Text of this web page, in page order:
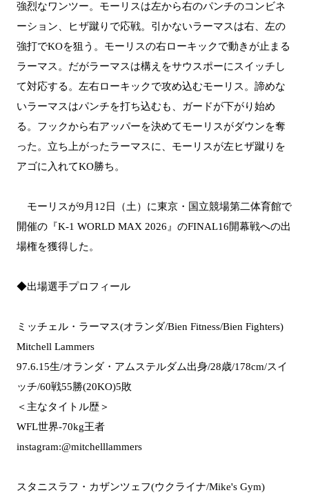
強烈なワンツー。モーリスは左から右のパンチのコンビネ
ーション、ヒザ蹴りで応戦。引かないラーマスは右、左の
強打でKOを狙う。モーリスの右ローキックで動きが止まる
ラーマス。だがラーマスは構えをサウスポーにスイッチし
て対応する。左右ローキックで攻め込むモーリス。諦めな
いラーマスはパンチを打ち込むも、ガードが下がり始め
る。フックから右アッパーを決めてモーリスがダウンを奪
った。立ち上がったラーマスに、モーリスが左ヒザ蹴りを
アゴに入れてKO勝ち。
モーリスが9月12日（土）に東京・国立競場第二体育館で
開催の『K-1 WORLD MAX 2026』のFINAL16開幕戦への出
場権を獲得した。
◆出場選手プロフィール
ミッチェル・ラーマス(オランダ/Bien Fitness/Bien Fighters)
Mitchell Lammers
97.6.15生/オランダ・アムステルダム出身/28歳/178cm/スイ
ッチ/60戦55勝(20KO)5敗
＜主なタイトル歴＞
WFL世界-70kg王者
instagram:@mitchelllammers
スタニスラフ・カザンツェフ(ウクライナ/Mike's Gym)